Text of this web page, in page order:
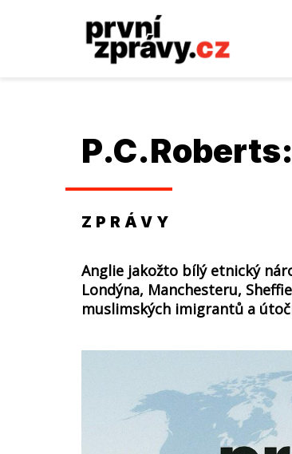
ZPRÁVY
Anglie jakožto bílý etnický
Londýna, Manchesteru,
muslimských imigrantů a